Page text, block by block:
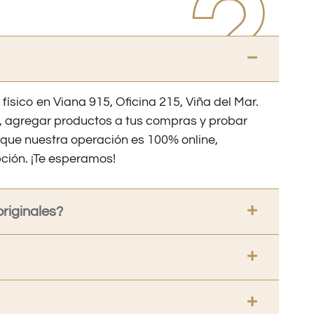
en Viana 915, Oficina 215, Viña del Mar.
agregar productos a tus compras y probar
nuestra operación es 100% online,
¡Te esperamos!